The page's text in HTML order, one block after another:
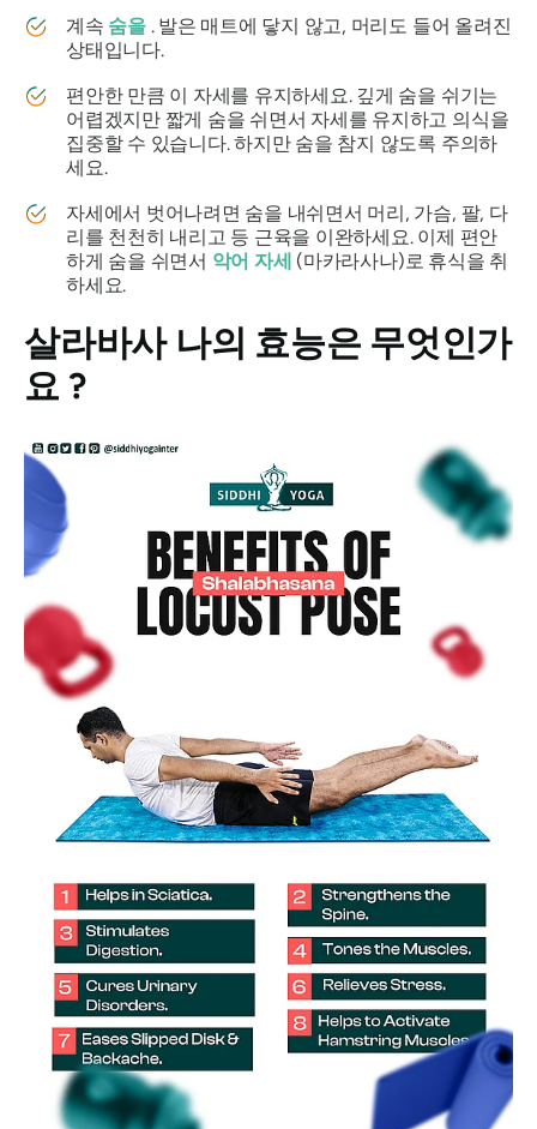
계속 숨을. 발은 매트에 닿지 않고, 머리도 들어 올려진
상태입니다.
편안한 만큼 이 자세를 유지하세요. 깊게 숨을 쉬기는
어렵겠지만 짧게 숨을 쉬면서 자세를 유지하고 의식을
집중할 수 있습니다. 하지만 숨을 참지 않도록 주의하
세요.
자세에서 벗어나려면 숨을 내쉬면서 머리, 가슴, 팔, 다
리를 천천히 내리고 등 근육을 이완하세요. 이제 편안
하게 숨을 쉬면서 악어 자세 (마카라사나)로 휴식을 취
하세요.
살라바사나의 효능은 무엇인가
요 ?